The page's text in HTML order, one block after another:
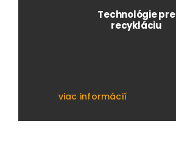
Technológie pre
recykláciu
viac informácií